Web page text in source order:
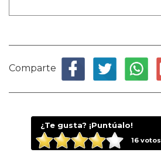
Comparte
¿Te gusta? ¡Puntúalo!
16votos